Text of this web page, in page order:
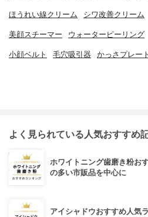
ほうれい線クリーム シワ改善クリーム
美顔スチーマー ウォーターピーリング
小顔ベルト 毛穴吸引器 かっさプレート
よく見られている人気おすすめ
ホワイトニング歯磨き粉お
の多い市販品を中心に
アイシャドウおすすめ人気